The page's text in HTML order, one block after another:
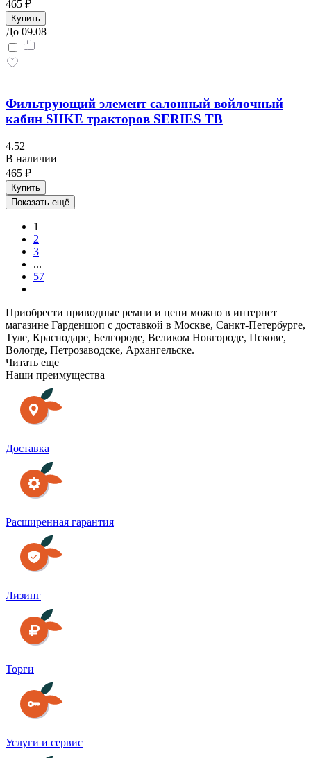
465 ₽
Купить
До 09.08
Фильтрующий элемент салонный войлочный
кабин SHKE тракторов SERIES TB
4.52
В наличии
465 ₽
Купить
Показать ещё
1
2
3
...
57
Приобрести приводные ремни и цепи можно в интернет
магазине Гарденшоп с доставкой в Москве, Санкт-Петербурге,
Туле, Краснодаре, Белгороде, Великом Новгороде, Пскове,
Вологде, Петрозаводске, Архангельске.
Читать еще
Наши преимущества
Доставка
Расширенная гарантия
Лизинг
Торги
Услуги и сервис